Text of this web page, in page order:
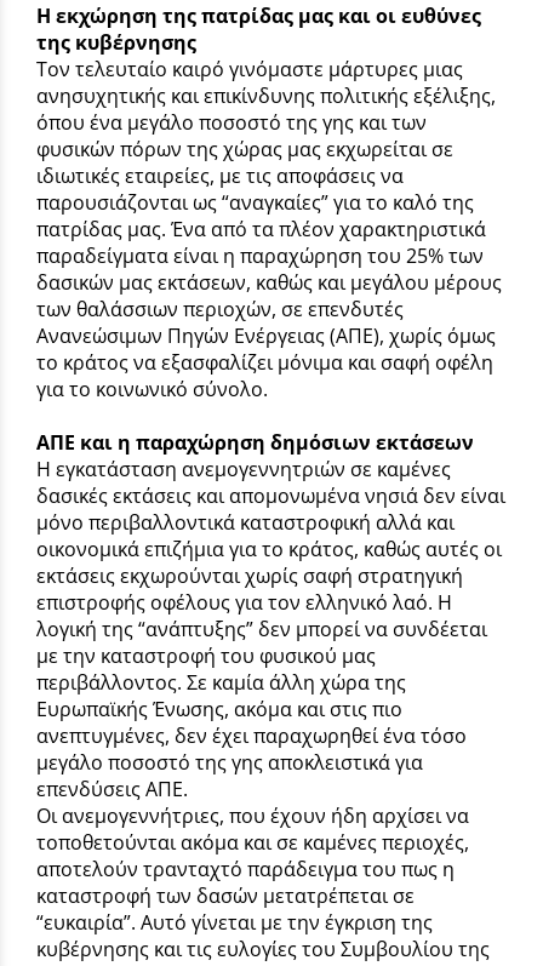
Η εκχώρηση της πατρίδας μας και οι ευθύνες
της κυβέρνησης
Τον τελευταίο καιρό γινόμαστε μάρτυρες μιας
ανησυχητικής και επικίνδυνης πολιτικής εξέλιξης,
όπου ένα μεγάλο ποσοστό της γης και των
φυσικών πόρων της χώρας μας εκχωρείται σε
ιδιωτικές εταιρείες, με τις αποφάσεις να
παρουσιάζονται ως “αναγκαίες” για το καλό της
πατρίδας μας. Ένα από τα πλέον χαρακτηριστικά
παραδείγματα είναι η παραχώρηση του 25% των
δασικών μας εκτάσεων, καθώς και μεγάλου μέρους
των θαλάσσιων περιοχών, σε επενδυτές
Ανανεώσιμων Πηγών Ενέργειας (ΑΠΕ), χωρίς όμως
το κράτος να εξασφαλίζει μόνιμα και σαφή οφέλη
για το κοινωνικό σύνολο.
ΑΠΕ και η παραχώρηση δημόσιων εκτάσεων
Η εγκατάσταση ανεμογεννητριών σε καμένες
δασικές εκτάσεις και απομονωμένα νησιά δεν είναι
μόνο περιβαλλοντικά καταστροφική αλλά και
οικονομικά επιζήμια για το κράτος, καθώς αυτές οι
εκτάσεις εκχωρούνται χωρίς σαφή στρατηγική
επιστροφής οφέλους για τον ελληνικό λαό. Η
λογική της “ανάπτυξης” δεν μπορεί να συνδέεται
με την καταστροφή του φυσικού μας
περιβάλλοντος. Σε καμία άλλη χώρα της
Ευρωπαϊκής Ένωσης, ακόμα και στις πιο
ανεπτυγμένες, δεν έχει παραχωρηθεί ένα τόσο
μεγάλο ποσοστό της γης αποκλειστικά για
επενδύσεις ΑΠΕ.
Οι ανεμογεννήτριες, που έχουν ήδη αρχίσει να
τοποθετούνται ακόμα και σε καμένες περιοχές,
αποτελούν τρανταχτό παράδειγμα του πως η
καταστροφή των δασών μετατρέπεται σε
“ευκαιρία”. Αυτό γίνεται με την έγκριση της
κυβέρνησης και τις ευλογίες του Συμβουλίου της